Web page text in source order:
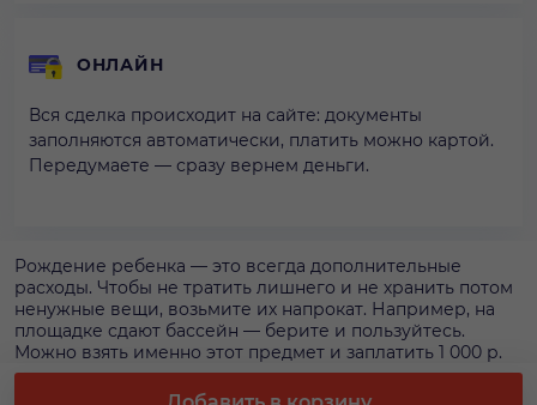
ОНЛАЙН
Вся сделка происходит на сайте: документы
заполняются автоматически, платить можно картой.
Передумаете — сразу вернем деньги.
Рождение ребенка — это всегда дополнительные
расходы. Чтобы не тратить лишнего и не хранить потом
ненужные вещи, возьмите их напрокат. Например, на
площадке сдают бассейн — берите и пользуйтесь.
Можно взять именно этот предмет и заплатить 1 000 р.
за 1 нед. аренды. Оформляйте и оплачивайте аренду
бассейна на площадке — так мы сможем гарантировать